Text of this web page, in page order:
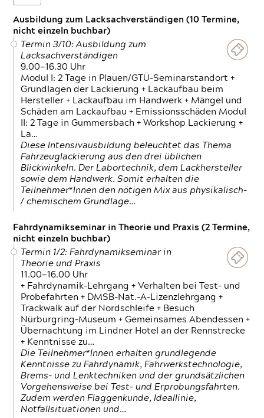
Ausbildung zum Lacksachverständigen (10 Termine,
nicht einzeln buchbar)
Termin 3/10: Ausbildung zum
Lacksachverständigen
9.00—16.30 Uhr
Modul I: 2 Tage in Plauen/GTÜ-Seminarstandort +
Grundlagen der Lackierung + Lackaufbau beim
Hersteller + Lackaufbau im Handwerk + Mängel und
Schäden am Lackaufbau + Emissionsschäden Modul
II: 2 Tage in Gummersbach + Workshop Lackierung +
La…
Diese Intensivausbildung beleuchtet das Thema
Fahrzeuglackierung aus den drei üblichen
Blickwinkeln. Der Labortechnik, dem Lackhersteller
sowie dem Handwerk. Somit erhalten die
Teilnehmer*Innen den nötigen Mix aus physikalisch-
/ chemischem Grundlage…
Fahrdynamikseminar in Theorie und Praxis (2 Termine,
nicht einzeln buchbar)
Termin 1/2: Fahrdynamikseminar in
Theorie und Praxis
11.00—16.00 Uhr
+ Fahrdynamik-Lehrgang + Verhalten bei Test- und
Probefahrten + DMSB-Nat.-A-Lizenzlehrgang +
Trackwalk auf der Nordschleife + Besuch
Nürburgring-Museum + Gemeinsames Abendessen +
Übernachtung im Lindner Hotel an der Rennstrecke
+ Kenntnisse zu…
Die Teilnehmer*Innen erhalten grundlegende
Kenntnisse zu Fahrdynamik, Fahrwerkstechnologie,
Brems- und Lenktechniken und der grundsätzlichen
Vorgehensweise bei Test- und Erprobungsfahrten.
Zudem werden Flaggenkunde, Ideallinie,
Notfallsituationen und…